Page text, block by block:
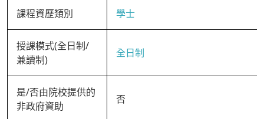
課程資歷類別 學士
授課模式(全日制/
兼讀制)
全日制
是/否由院校提供的
非政府資助
否